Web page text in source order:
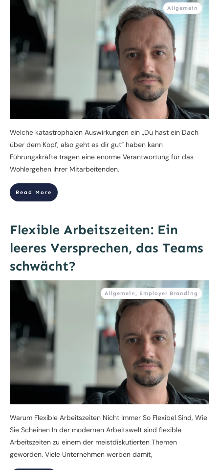
Allgemein
Welche katastrophalen Auswirkungen ein „Du hast ein Dach
über dem Kopf, also geht es dir gut“ haben kann
Führungskräfte tragen eine enorme Verantwortung für das
Wohlergehen ihrer Mitarbeitenden.
Read More
Flexible Arbeitszeiten: Ein
leeres Versprechen, das Teams
schwächt?
Allgemein , Employer Branding
Warum Flexible Arbeitszeiten Nicht Immer So Flexibel Sind, Wie
Sie Scheinen In der modernen Arbeitswelt sind flexible
Arbeitszeiten zu einem der meistdiskutierten Themen
geworden. Viele Unternehmen werben damit,